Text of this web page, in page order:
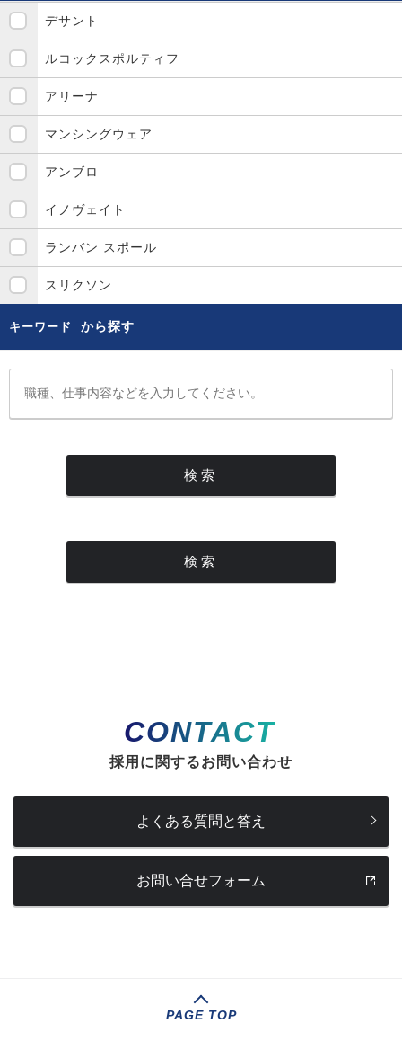
デサント
ルコックスポルティフ
アリーナ
マンシングウェア
アンブロ
イノヴェイト
ランバン スポール
スリクソン
キーワード から探す
CONTACT
採用に関するお問い合わせ
よくある質問と答え
お問い合せフォーム
PAGE TOP